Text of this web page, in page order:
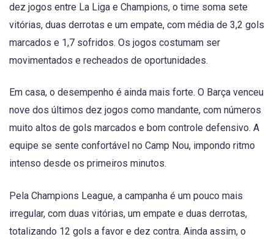
dez jogos entre La Liga e Champions, o time soma sete
vitórias, duas derrotas e um empate, com média de 3,2 gols
marcados e 1,7 sofridos. Os jogos costumam ser
movimentados e recheados de oportunidades.
Em casa, o desempenho é ainda mais forte. O Barça venceu
nove dos últimos dez jogos como mandante, com números
muito altos de gols marcados e bom controle defensivo. A
equipe se sente confortável no Camp Nou, impondo ritmo
intenso desde os primeiros minutos.
Pela Champions League, a campanha é um pouco mais
irregular, com duas vitórias, um empate e duas derrotas,
totalizando 12 gols a favor e dez contra. Ainda assim, o